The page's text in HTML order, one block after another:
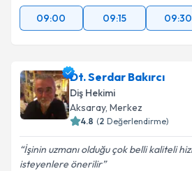
09:00
09:15 09:30
Dt. Serdar Bakırcı
Diş Hekimi
Aksaray, Merkez
4.8 (2 Değerlendirme)
İşinin uzmanı olduğu çok belli kaliteli
isteyenlere önerilir